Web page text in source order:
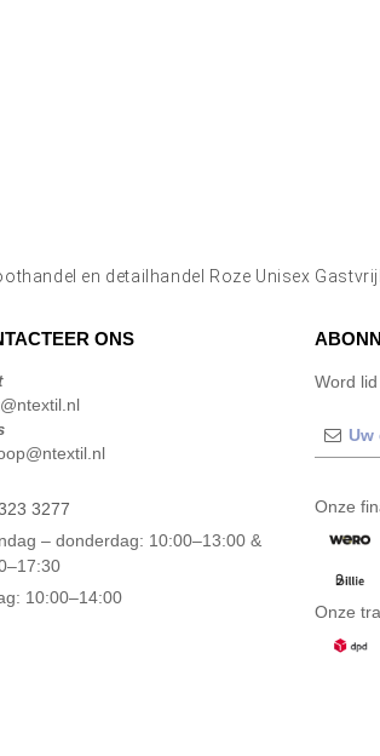
en detailhandel Roze Unisex
ONS
3277
– donderdag: 10:00–13:00 &
10:00–14:00
Word
Onze
Onze